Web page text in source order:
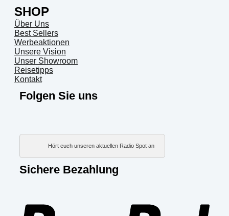
SHOP
Über Uns
Best Sellers
Werbeaktionen
Unsere Vision
Unser Showroom
Reisetipps
Kontakt
Folgen Sie uns
Hört euch unseren aktuellen Radio Spot an
Sichere Bezahlung